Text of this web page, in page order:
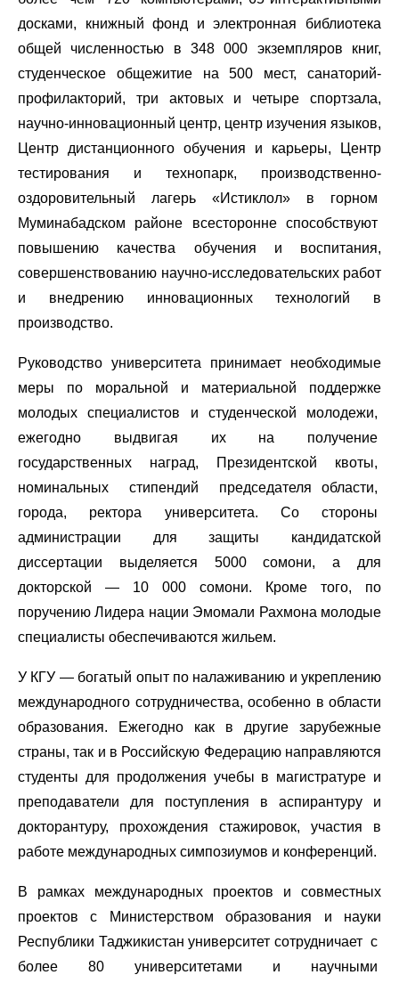
досками, книжный фонд и электронная библиотека
общей численностью в 348 000 экземпляров книг,
студенческое общежитие на 500 мест, санаторий-
профилакторий, три актовых и четыре спортзала,
научно-инновационный центр, центр изучения языков,
Центр дистанционного обучения и карьеры, Центр
тестирования и технопарк, производственно-
оздоровительный лагерь «Истиклол» в горном
Муминабадском районе всесторонне способствуют
повышению качества обучения и воспитания,
совершенствованию научно-исследовательских работ
и внедрению инновационных технологий в
производство.
Руководство университета принимает необходимые
меры по моральной и материальной поддержке
молодых специалистов и студенческой молодежи,
ежегодно выдвигая их на получение
государственных наград, Президентской квоты,
номинальных стипендий председателя области,
города, ректора университета. Со стороны
администрации для защиты кандидатской
диссертации выделяется 5000 сомони, а для
докторской — 10 000 сомони. Кроме того, по
поручению Лидера нации Эмомали Рахмона молодые
специалисты обеспечиваются жильем.
У КГУ — богатый опыт по налаживанию и укреплению
международного сотрудничества, особенно в области
образования. Ежегодно как в другие зарубежные
страны, так и в Российскую Федерацию направляются
студенты для продолжения учебы в магистратуре и
преподаватели для поступления в аспирантуру и
докторантуру, прохождения стажировок, участия в
работе международных симпозиумов и конференций.
В рамках международных проектов и совместных
проектов с Министерством образования и науки
Республики Таджикистан университет сотрудничает с
более 80 университетами и научными